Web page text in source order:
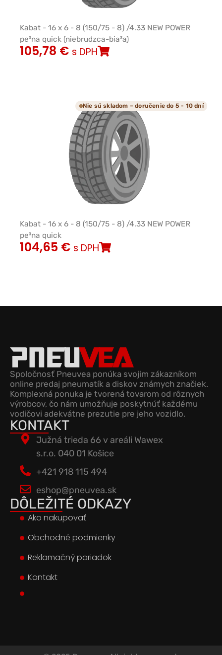
Kabat - 16 x 6 - 8 (150/75 - 8) /4.33 NEW POWER
pe³na quick (niebrudzca-bia³a)
105,78 € s DPH
Nie sú skladom – doručenie do 5 - 10 dní
Kabat - 16 x 6 - 8 (150/75 - 8) /4.33 NEW POWER
pe³na quick
104,65 € s DPH
Spoločnosť Pneuvea ponúka svojim zákazníkom
online predaj pneumatík a diskov známych značiek.
Komplexná ponuka je tvorená tovarom od rôznych
výrobcov, čo nám umožňuje poskytnúť každému
vodičovi adekvátne prezutie pre jeho vozidlo.
KONTAKT
Južná trieda 66 v areáli Wawex
s.r.o. 040 01 Košice
+421 918 115 494
eshop@pneuvea.sk
DÔLEŽITÉ ODKAZY
Ako nakupovať
Obchodné podmienky
Reklamačný poriadok
Kontakt